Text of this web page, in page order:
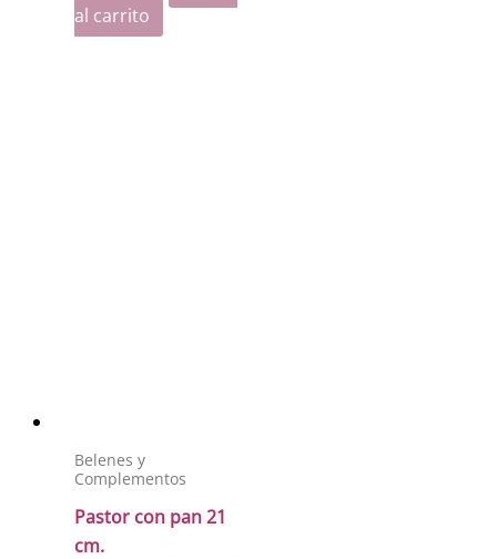
al carrito
Belenes y
Complementos
Pastor con pan 21
cm.